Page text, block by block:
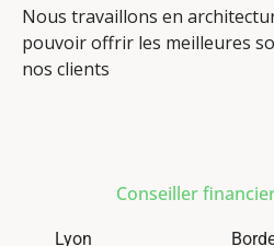
Nous travaillons en
pouvoir offrir les meilleures
nos clients
Conseiller
Lyon